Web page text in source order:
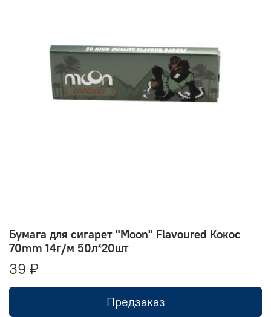
Бумага для сигарет "Moon" Flavoured Кокос
70mm 14г/м 50л*20шт
39 ₽
Предзаказ